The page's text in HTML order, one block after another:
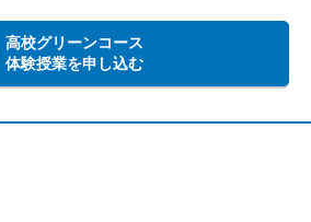
高校グリーンコース
体験授業を申し込む